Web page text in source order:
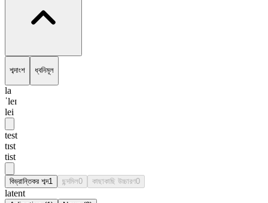
শব্দাংশ ধ্বনিমূল
la
ˈleɪ
lei
test
tɪst
tist
বিভ্রান্তিকর শব্দ1 ছন্দমিল0 কাছাকাছি উচ্চারণ0
latent